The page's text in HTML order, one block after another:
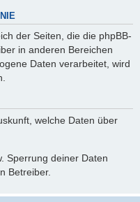
der Seiten, die die phpBB-
in anderen Bereichen
Daten verarbeitet, wird
welche Daten über
Sperrung deiner Daten
Betreiber.